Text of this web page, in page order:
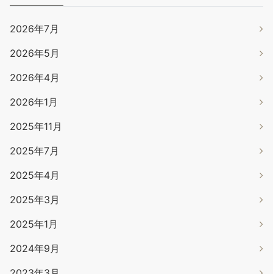
2026年7月
2026年5月
2026年4月
2026年1月
2025年11月
2025年7月
2025年4月
2025年3月
2025年1月
2024年9月